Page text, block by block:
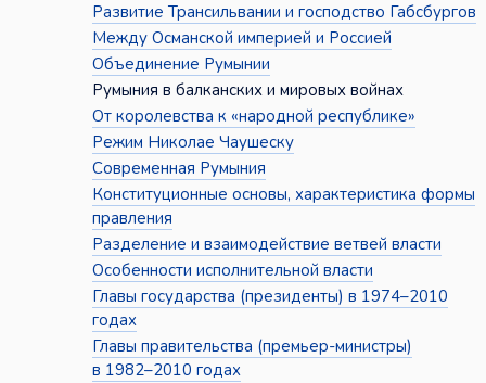
Развитие Трансильвании и господство Габсбургов
Между Османской империей и Россией
Объединение Румынии
Румыния в балканских и мировых войнах
От королевства к «народной республике»
Режим Николае Чаушеску
Современная Румыния
Конституционные основы, характеристика формы
правления
Разделение и взаимодействие ветвей власти
Особенности исполнительной власти
Главы государства (президенты) в 1974–2010
годах
Главы правительства (премьер-министры)
в 1982–2010 годах